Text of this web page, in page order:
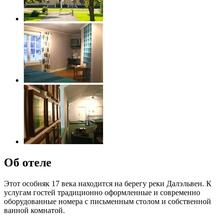
Об отеле
Этот особняк 17 века находится на берегу реки Далэльвен. К
услугам гостей традиционно оформленные и современно
оборудованные номера с письменным столом и собственной
ванной комнатой.